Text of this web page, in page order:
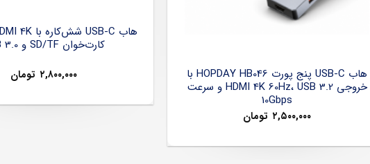
هاب USB-C پنج پورت HOPDAY HB046 با
خروجی HDMI 4K 60Hz، USB 3.2 و سرعت
10Gbps
۲,۵۰۰,۰۰۰ تومان
کارت‌خوان SD/TF و USB 3.0
۲,۸۰۰,۰۰۰ تومان